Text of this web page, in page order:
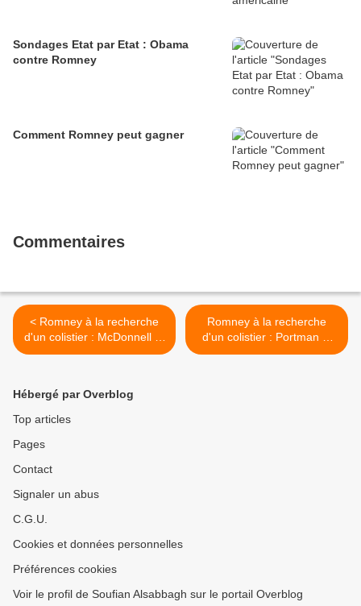
Sondages Etat par Etat : Obama
contre Romney
Comment Romney peut gagner
Commentaires
< Romney à la recherche
d'un colistier : McDonnell et
Pawlenty (3/5)
Romney à la recherche
d'un colistier : Portman et
Rice (4/5) >
Hébergé par Overblog
Top articles
Pages
Contact
Signaler un abus
C.G.U.
Cookies et données personnelles
Préférences cookies
Voir le profil de Soufian Alsabbagh sur le portail Overblog